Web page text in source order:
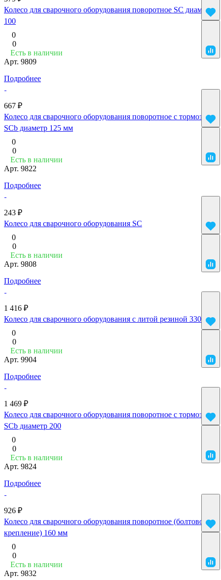
Колесо для сварочного оборудования поворотное SC диаметр
100
0
0
Есть в наличии
Арт. 9809
Подробнее
667 ₽
Колесо для сварочного оборудования поворотное с тормозом
SCb диаметр 125 мм
0
0
Есть в наличии
Арт. 9822
Подробнее
243 ₽
Колесо для сварочного оборудования SC
0
0
Есть в наличии
Арт. 9808
Подробнее
1 416 ₽
Колесо для сварочного оборудования с литой резиной 330 мм
0
0
Есть в наличии
Арт. 9904
Подробнее
1 469 ₽
Колесо для сварочного оборудования поворотное с тормозом
SCb диаметр 200
0
0
Есть в наличии
Арт. 9824
Подробнее
926 ₽
Колесо для сварочного оборудования поворотное (болтовое
крепление) 160 мм
0
0
Есть в наличии
Арт. 9832